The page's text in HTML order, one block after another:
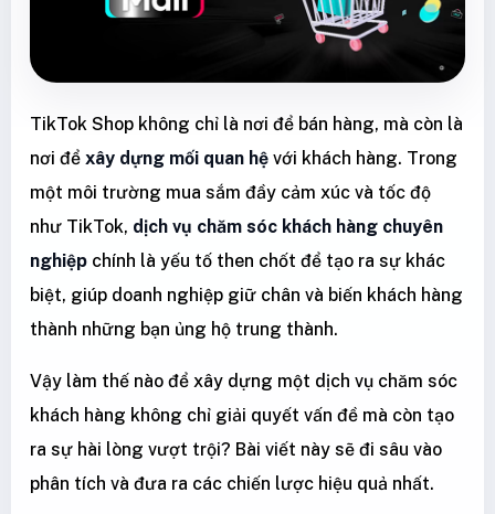
TikTok Shop không chỉ là nơi để bán hàng, mà còn là
nơi để xây dựng mối quan hệ với khách hàng. Trong
một môi trường mua sắm đầy cảm xúc và tốc độ
như TikTok, dịch vụ chăm sóc khách hàng chuyên
nghiệp chính là yếu tố then chốt để tạo ra sự khác
biệt, giúp doanh nghiệp giữ chân và biến khách hàng
thành những bạn ủng hộ trung thành.
Vậy làm thế nào để xây dựng một dịch vụ chăm sóc
khách hàng không chỉ giải quyết vấn đề mà còn tạo
ra sự hài lòng vượt trội? Bài viết này sẽ đi sâu vào
phân tích và đưa ra các chiến lược hiệu quả nhất.